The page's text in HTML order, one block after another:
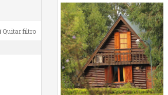
Quitar filtro